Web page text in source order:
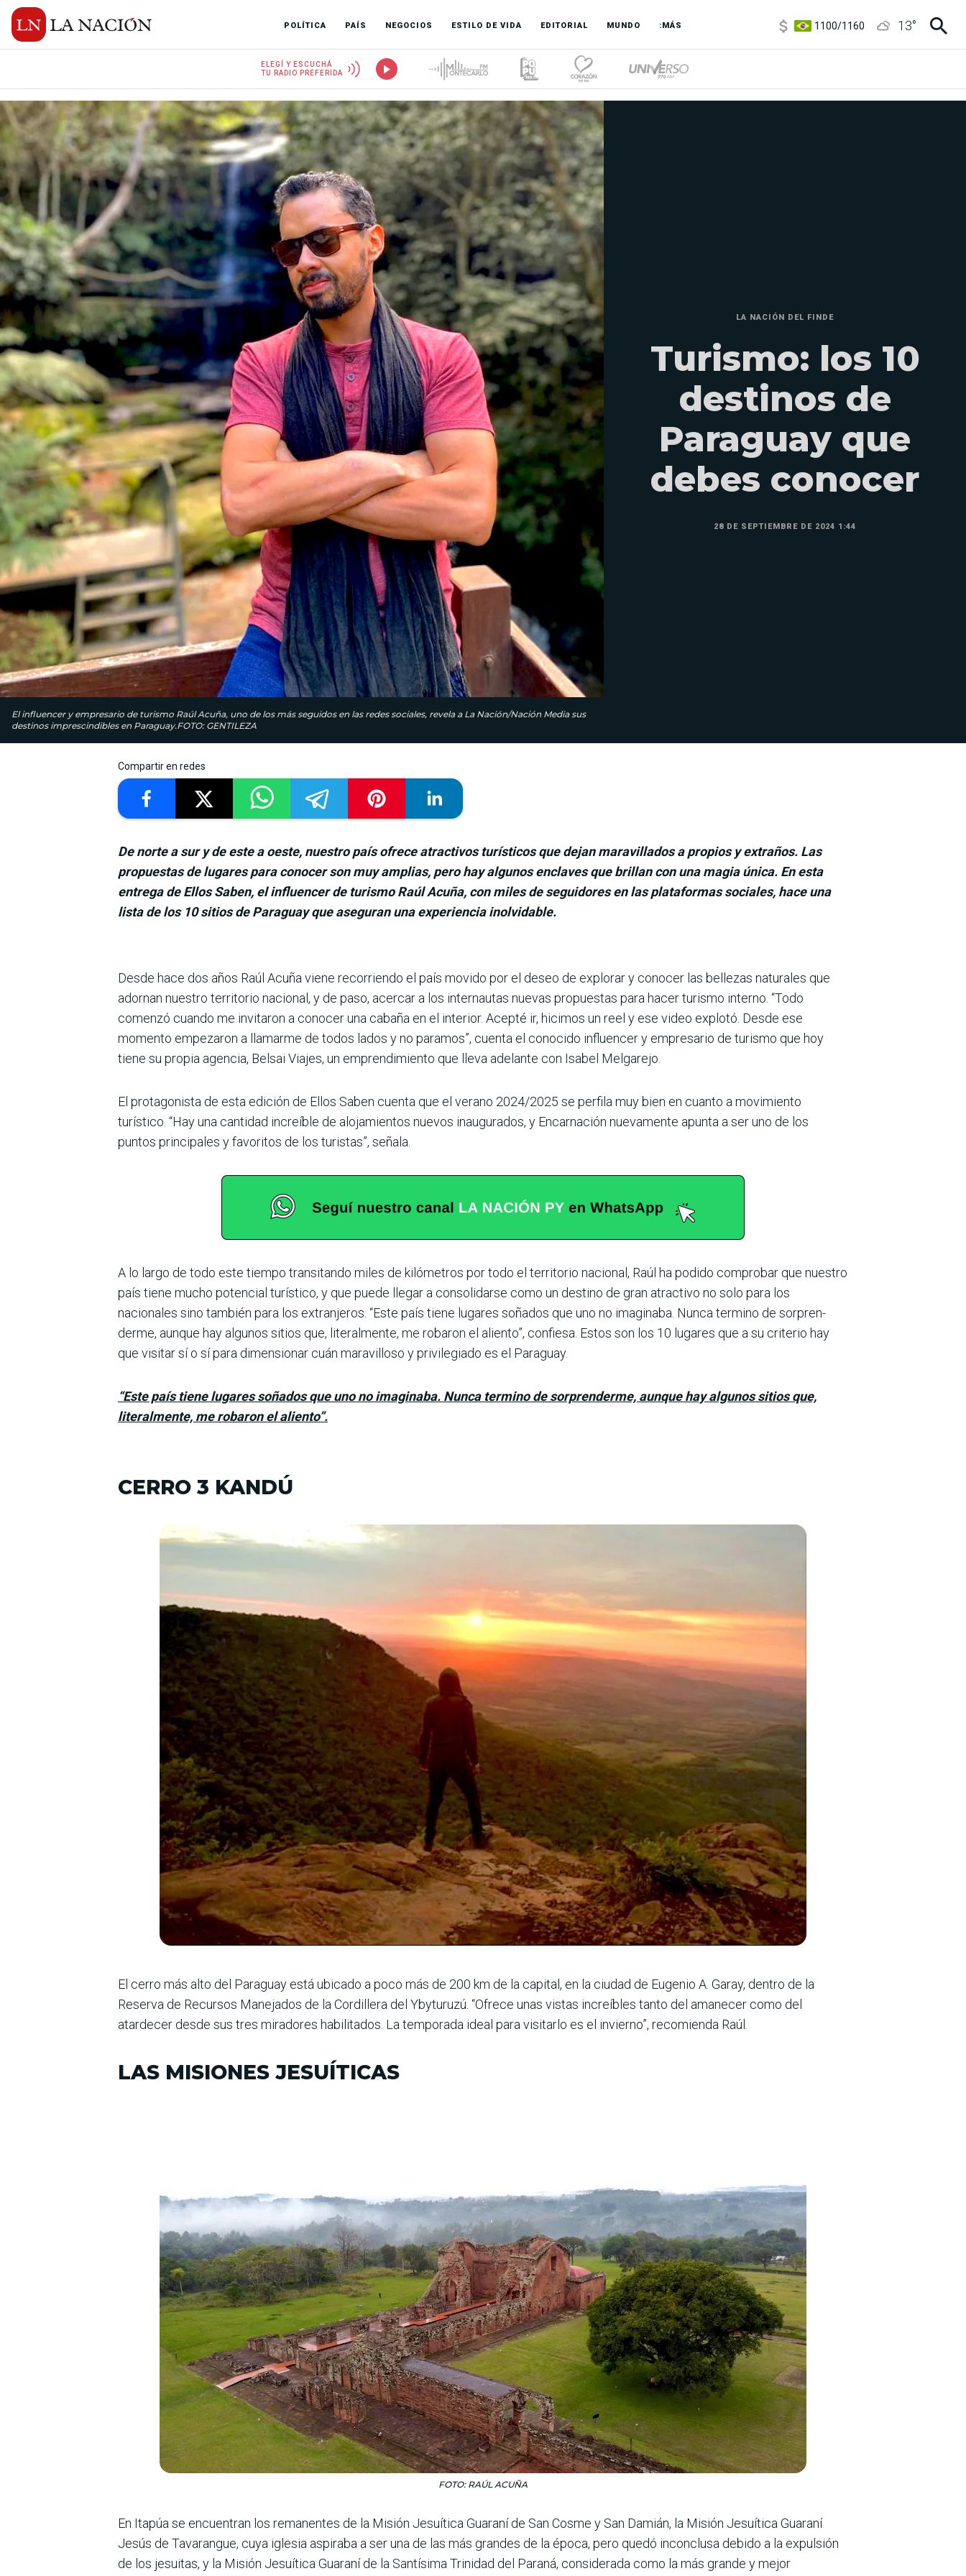
POLÍTICA PAÍS NEGOCIOS ESTILO DE VIDA EDITORIAL MUNDO :MÁS
3,8/4
13°
ELEGÍ Y ESCUCHÁ
TU RADIO PREFERIDA
El influencer y empresario de turismo Raúl Acuña, uno de los más seguidos en las redes sociales, revela a La Nación/Nación Media sus
destinos imprescindibles en Paraguay.FOTO: GENTILEZA
LA NACIÓN DEL FINDE
Turismo: los 10
destinos de
Paraguay que
debes conocer
28 DE SEPTIEMBRE DE 2024 1:44
Compartir en redes
De norte a sur y de este a oeste, nuestro país ofrece atractivos turísticos que dejan maravillados a propios y extraños. Las
propuestas de lugares para conocer son muy amplias, pero hay algunos enclaves que brillan con una magia única. En esta
entrega de Ellos Saben, el influencer de turismo Raúl Acuña, con miles de seguidores en las plataformas sociales, hace una
lista de los 10 sitios de Paraguay que aseguran una experiencia inolvidable.
Desde hace dos años Raúl Acuña viene recorriendo el país movido por el deseo de explo­rar y conocer las bellezas naturales que
adornan nues­tro territorio nacional, y de paso, acercar a los internau­tas nuevas propuestas para hacer turismo interno. “Todo
comenzó cuando me invita­ron a conocer una cabaña en el interior. Acepté ir, hicimos un reel y ese video explotó. Desde ese
momento empe­zaron a llamarme de todos lados y no paramos”, cuenta el conocido influencer y empresario de turismo que hoy
tiene su propia agencia, Belsai Viajes, un emprendi­miento que lleva adelante con Isabel Melgarejo.
El protagonista de esta edi­ción de Ellos Saben cuenta que el verano 2024/2025 se perfila muy bien en cuanto a movimiento
turístico. “Hay una cantidad increíble de alo­jamientos nuevos inaugurados, y Encarnación nueva­mente apunta a ser uno de los
puntos principales y favoritos de los turistas”, señala.
A lo largo de todo este tiempo transitando miles de kilómetros por todo el territorio nacional, Raúl ha podido comprobar que nuestro
país tiene mucho poten­cial turístico, y que puede lle­gar a consolidarse como un destino de gran atractivo no solo para los
nacionales sino también para los extranjeros. “Este país tiene lugares soña­dos que uno no imaginaba. Nunca termino de sorpren­
derme, aunque hay algunos sitios que, literalmente, me robaron el aliento”, confiesa. Estos son los 10 lugares que a su criterio hay
que visitar sí o sí para dimensionar cuán maravilloso y privilegiado es el Paraguay.
“Este país tiene lugares soñados que uno no imaginaba. Nunca termino de sorprenderme, aunque hay algunos sitios que,
literalmente, me robaron el aliento”.
CERRO 3 KANDÚ
El cerro más alto del Paraguay está ubicado a poco más de 200 km de la capital, en la ciudad de Eugenio A. Garay, dentro de la
Reserva de Recursos Manejados de la Cordillera del Ybyturuzú. “Ofrece unas vis­tas increíbles tanto del amanecer como del
atardecer desde sus tres miradores habilitados. La tempo­rada ideal para visitarlo es el invierno”, recomienda Raúl.
LAS MISIONES JESUÍTICAS
FOTO: RAÚL ACUÑA
En Itapúa se encuentran los remanentes de la Misión Jesuítica Guaraní de San Cosme y San Damián, la Misión Jesuítica Guaraní
Jesús de Tavarangue, cuya iglesia aspiraba a ser una de las más grandes de la época, pero quedó inconclusa debido a la expulsión
de los jesuitas, y la Misión Jesuítica Guaraní de la Santísima Trinidad del Paraná, considerada como la más grande y mejor